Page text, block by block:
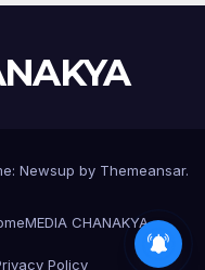
Newsup by Themeansar.
MEDIA CHANAKYA
Policy